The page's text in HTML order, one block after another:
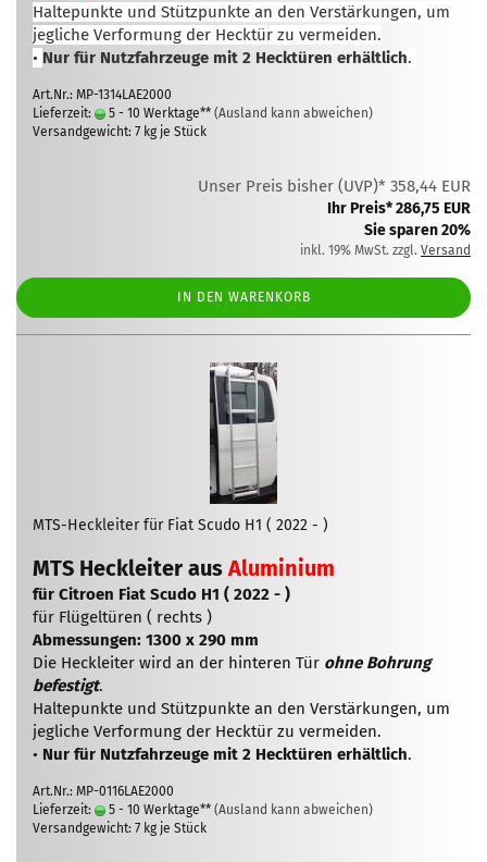
Haltepunkte und Stützpunkte an den Verstärkungen, um
jegliche Verformung der Hecktür zu vermeiden.
• Nur für Nutzfahrzeuge mit 2 Hecktüren erhältlich.
Art.Nr.: MP-1314LAE2000
Lieferzeit:
5 - 10 Werktage** (Ausland kann abweichen)
Versandgewicht: 7 kg je Stück
Unser Preis bisher (UVP)* 358,44 EUR
Ihr Preis* 286,75 EUR
Sie sparen 20%
inkl. 19% MwSt. zzgl. Versand
IN DEN WARENKORB
MTS-Heckleiter für Fiat Scudo H1 ( 2022 - )
MTS Heckleiter ausAluminium
für Citroen Fiat Scudo H1 ( 2022 - )
für Flügeltüren ( rechts )
Abmessungen: 1300 x 290 mm
Die Heckleiter wird an der hinteren Tür ohne Bohrung
befestigt.
Haltepunkte und Stützpunkte an den Verstärkungen, um
jegliche Verformung der Hecktür zu vermeiden.
• Nur für Nutzfahrzeuge mit 2 Hecktüren erhältlich.
Art.Nr.: MP-0116LAE2000
Lieferzeit:
5 - 10 Werktage** (Ausland kann abweichen)
Versandgewicht: 7 kg je Stück